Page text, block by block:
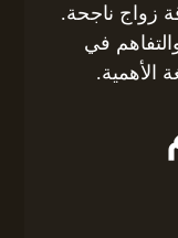
زواج ناجحة.
في
الأهمية.